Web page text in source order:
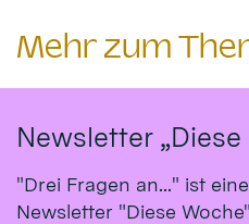
Mehr zum
Newsletter „Diese
"Drei Fragen an..." ist
Newsletter "Diese